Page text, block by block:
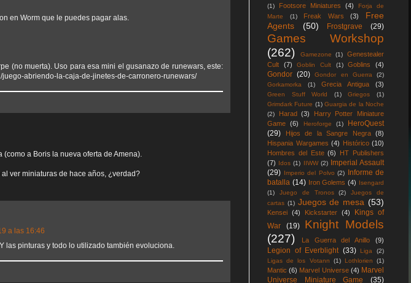
en Worm que le puedes pagar alas.
(no muerta). Uso para esa mini el gusanazo de runewars, este:
abriendo-la-caja-de-jinetes-de-carronero-runewars/
a Boris la nueva oferta de Amena).
ver miniaturas de hace años, ¿verdad?
a las 16:46
las pinturas y todo lo utilizado también evoluciona.
(1)
Footsore Miniatures (4)
Forja de
Marte
(1) Freak Wars (3)
Free
Agents
(50) Frostgrave (29)
Games Workshop
(262)
Gamezone (1)
Genestealer
Cult
(7) Goblin Cult (1) Goblins (4)
Gondor (20) Gondor en Guerra
(2)
Gorkamorka
(1) Grecia Antigua (3)
Green Stuff World (1) Griegos
(1)
Grimdark Future (1) Guargia de la Noche
(2)
Harad (3)
Harry Potter Miniature
Game
(6) Heroforge (1)
HeroQuest
(29)
Hijos de la Sangre Negra
(8)
Hispania Wargames (4) Histórico (10)
Hombres del Este (6)
HT Publishers
(7) Idos (1) IIWW (2)
Imperial Assault
(29) Imperio del Polvo (2)
Informe de
batalla (14) Iron Golems (4) Isengard
(1)
Juego de Tronos (2)
Juegos de
cartas (1) Juegos de mesa (53)
Kensei (4) Kickstarter (4)
Kings of
War
(19)
Knight Models
(227)
La Guerra del Anillo (9)
Legion of Everblight (33) Liga
(2)
Ligas de los Votann
(1) Lothlorien (1)
Mantic (6) Marvel Universe (4) Marvel
Universe Miniature Game
(35)